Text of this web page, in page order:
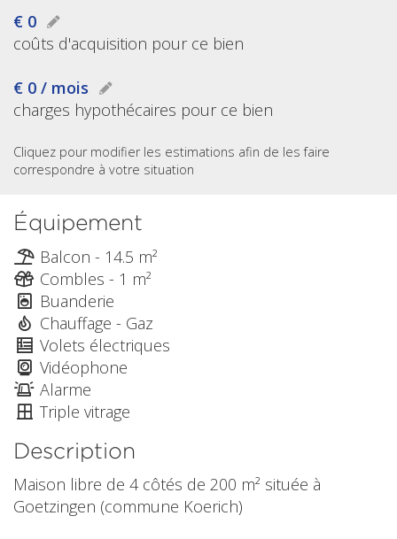
€ 0
coûts d'acquisition pour ce bien
€ 0 / mois
charges hypothécaires pour ce bien
Cliquez pour modifier les estimations afin de les faire
correspondre à votre situation
Équipement
Balcon - 14.5 m²
Combles - 1 m²
Buanderie
Chauffage - Gaz
Volets électriques
Vidéophone
Alarme
Triple vitrage
Description
Maison libre de 4 côtés de 200 m² située à
Goetzingen (commune Koerich)